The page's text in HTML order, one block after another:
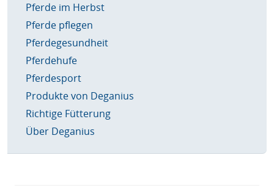
Pferde im Herbst
Pferde pflegen
Pferdegesundheit
Pferdehufe
Pferdesport
Produkte von Deganius
Richtige Fütterung
Über Deganius